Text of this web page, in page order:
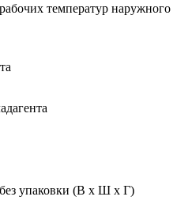
температур наружного
упаковки (В х Ш х Г)